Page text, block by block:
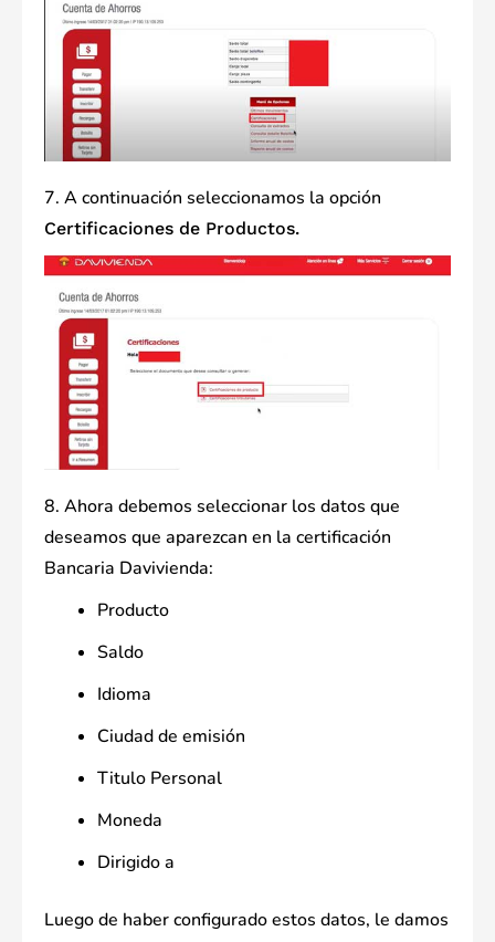
7. A continuación seleccionamos la opción
Certificaciones de Productos.
8. Ahora debemos seleccionar los datos que
deseamos que aparezcan en la certificación
Bancaria Davivienda:
Producto
Saldo
Idioma
Ciudad de emisión
Titulo Personal
Moneda
Dirigido a
Luego de haber configurado estos datos, le damos